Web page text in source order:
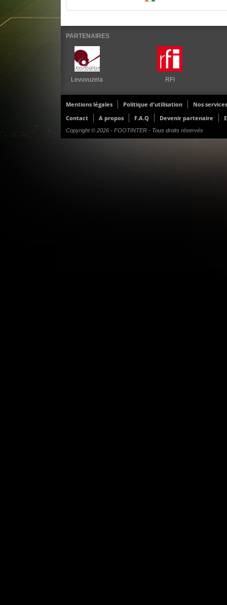
PARTENAIRES
Levuvuzela RFI
Mentions légales Politique d'utilisation
Nos services
Contact
A propos F.A.Q Devenir partenaire
Copyright © 2026 - FOOTINTER - Tous droits réservés